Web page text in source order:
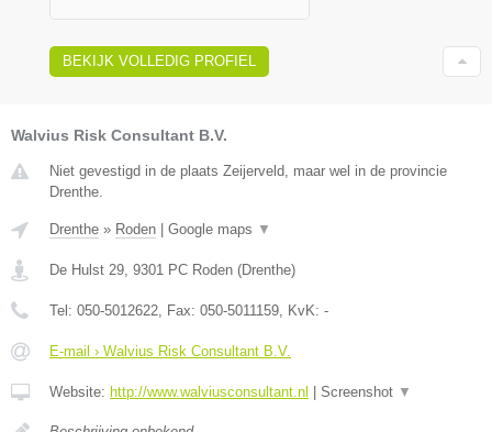
BEKIJK VOLLEDIG PROFIEL
Walvius Risk Consultant B.V.
Niet gevestigd in de plaats Zeijerveld, maar wel in de provincie
Drenthe.
Drenthe » Roden Google maps ▼
De Hulst 29, 9301 PC Roden (Drenthe)
Tel: 050-5012622, Fax: 050-5011159, KvK: -
E-mail › Walvius Risk Consultant B.V.
Website: http://www.walviusconsultant.nl Screenshot ▼